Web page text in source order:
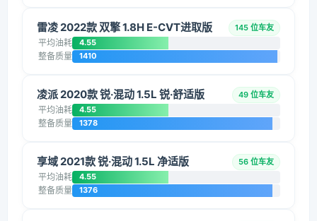
雷凌 2022款 双擎 1.8H E-CVT进取版 145 位车友
平均油耗 4.55
整备质量 1410
凌派 2020款 锐·混动 1.5L 锐·舒适版 49 位车友
平均油耗 4.55
整备质量 1378
享域 2021款 锐·混动 1.5L 净适版 56 位车友
平均油耗 4.55
整备质量 1376